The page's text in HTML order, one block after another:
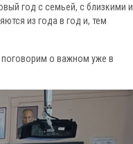
год с семьей, с близкими и
из года в год и, тем
о важном уже в